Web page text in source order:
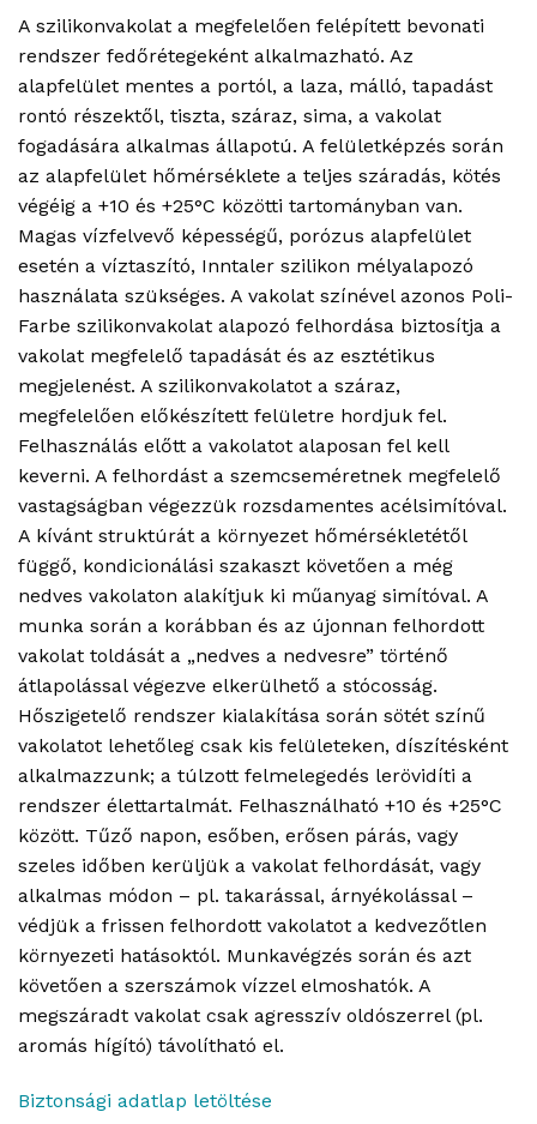
A szilikonvakolat a megfelelően felépített bevonati
rendszer fedőrétegeként alkalmazható. Az
alapfelület mentes a portól, a laza, málló, tapadást
rontó részektől, tiszta, száraz, sima, a vakolat
fogadására alkalmas állapotú. A felületképzés során
az alapfelület hőmérséklete a teljes száradás, kötés
végéig a +10 és +25°C közötti tartományban van.
Magas vízfelvevő képességű, porózus alapfelület
esetén a víztaszító, Inntaler szilikon mélyalapozó
használata szükséges. A vakolat színével azonos Poli-
Farbe szilikonvakolat alapozó felhordása biztosítja a
vakolat megfelelő tapadását és az esztétikus
megjelenést. A szilikonvakolatot a száraz,
megfelelően előkészített felületre hordjuk fel.
Felhasználás előtt a vakolatot alaposan fel kell
keverni. A felhordást a szemcseméretnek megfelelő
vastagságban végezzük rozsdamentes acélsimítóval.
A kívánt struktúrát a környezet hőmérsékletétől
függő, kondicionálási szakaszt követően a még
nedves vakolaton alakítjuk ki műanyag simítóval. A
munka során a korábban és az újonnan felhordott
vakolat toldását a „nedves a nedvesre” történő
átlapolással végezve elkerülhető a stócosság.
Hőszigetelő rendszer kialakítása során sötét színű
vakolatot lehetőleg csak kis felületeken, díszítésként
alkalmazzunk; a túlzott felmelegedés lerövidíti a
rendszer élettartalmát. Felhasználható +10 és +25°C
között. Tűző napon, esőben, erősen párás, vagy
szeles időben kerüljük a vakolat felhordását, vagy
alkalmas módon – pl. takarással, árnyékolással –
védjük a frissen felhordott vakolatot a kedvezőtlen
környezeti hatásoktól. Munkavégzés során és azt
követően a szerszámok vízzel elmoshatók. A
megszáradt vakolat csak agresszív oldószerrel (pl.
aromás hígító) távolítható el.
Biztonsági adatlap letöltése